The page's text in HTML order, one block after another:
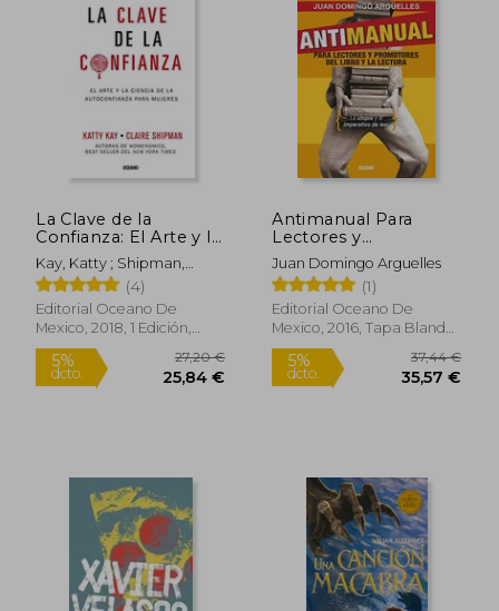
5%
dcto. 18,18 €
5%
dcto.
La Clave de la
Confianza: El Arte y la
Ciencia de la
Autoconfianza Para
Mujeres
Kay, Katty ; Shipman,
Claire
(4)
Editorial Oceano De
Mexico, 2018, 1 Edición,
Tapa Blanda, Nuevo
Antimanual Para
Lectores y
Promotores del Libro
y la Lectura
Juan Domingo Arguelles
(1)
Editorial Oceano De
Mexico, 2016, Tapa Blanda,
Nuevo